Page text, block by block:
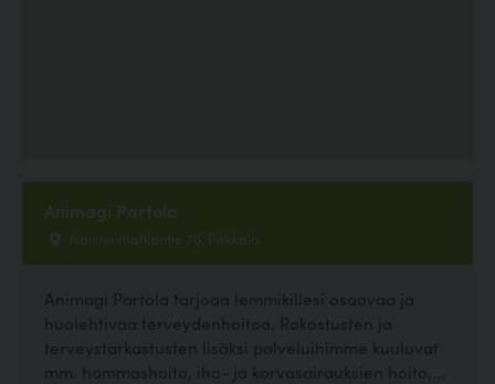
Animagi Partola
Naistenmatkantie 76, Pirkkala
Animagi Partola tarjoaa lemmikillesi osaavaa ja
huolehtivaa terveydenhoitoa. Rokostusten ja
terveystarkastusten lisäksi palveluihimme kuuluvat
mm. hammashoito, iho- ja korvasairauksien hoito,...